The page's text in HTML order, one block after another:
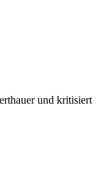
und kritisiert